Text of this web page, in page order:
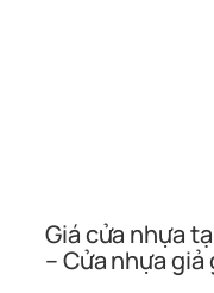
Giá cửa nhựa
– Cửa nhựa giả